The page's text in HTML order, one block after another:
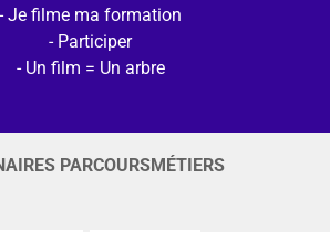
Je filme ma formation
Participer
Un film = Un arbre
PARCOURSMÉTIERS